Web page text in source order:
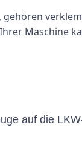
gehören
Maschine